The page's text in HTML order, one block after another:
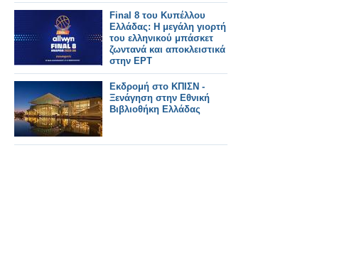
Final 8 του Κυπέλλου
Ελλάδας: Η μεγάλη γιορτή
του ελληνικού μπάσκετ
ζωντανά και αποκλειστικά
στην ΕΡΤ
Εκδρομή στο ΚΠΙΣΝ -
Ξενάγηση στην Εθνική
Βιβλιοθήκη Ελλάδας